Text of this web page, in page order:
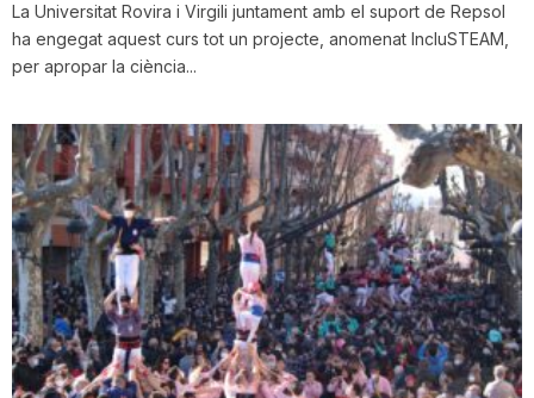
La Universitat Rovira i Virgili juntament amb el suport de Repsol
ha engegat aquest curs tot un projecte, anomenat IncluSTEAM,
per apropar la ciència...